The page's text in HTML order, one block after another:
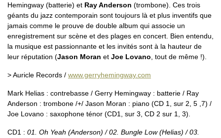
Hemingway (batterie) et Ray Anderson (trombone). Ces trois
géants du jazz contemporain sont toujours là et plus inventifs que
jamais comme le prouve de double album qui associe un
enregistrement sur scène et des plages en concert. Bien entendu,
la musique est passionnante et les invités sont à la hauteur de
leur réputation (Jason Moran et Joe Lovano, tout de même !).
> Auricle Records / www.gerryhemingway.com
Mark Helias : contrebasse / Gerry Hemingway : batterie / Ray
Anderson : trombone /+/ Jason Moran : piano (CD 1, sur 2, 5 ,7) /
Joe Lovano : saxophone ténor (CD1, sur 3, CD 2 sur 1, 3).
CD1 : 01. Oh Yeah (Anderson) / 02. Bungle Low (Helias) / 03.